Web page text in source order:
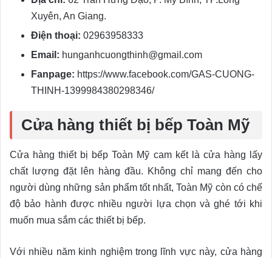
Xuyên, An Giang.
Điện thoại: 02963958333
Email: hunganhcuongthinh@gmail.com
Fanpage: https://www.facebook.com/GAS-CUONG-
THINH-1399984380298346/
Cửa hàng thiết bị bếp Toàn Mỹ
Cửa hàng thiết bị bếp Toàn Mỹ cam kết là cửa hàng lấy
chất lượng đặt lên hàng đầu. Không chỉ mang đến cho
người dùng những sản phẩm tốt nhất, Toàn Mỹ còn có chế
độ bảo hành được nhiều người lựa chọn và ghé tới khi
muốn mua sắm các thiết bị bếp.
Với nhiều năm kinh nghiệm trong lĩnh vực này, cửa hàng